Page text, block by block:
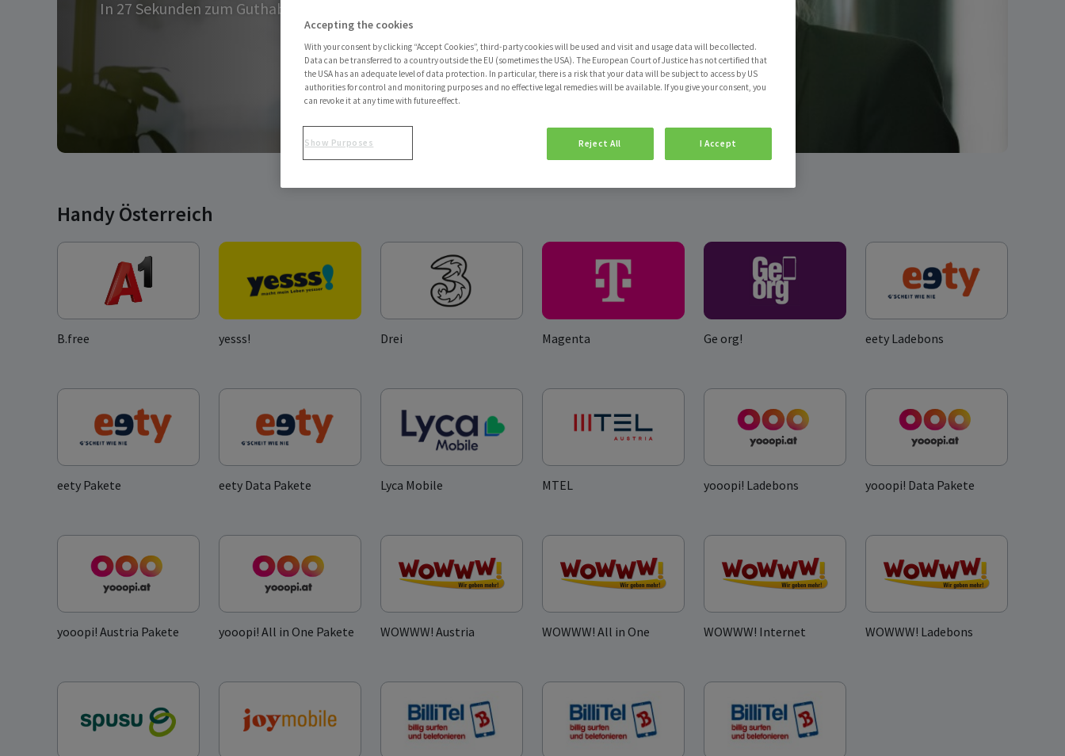
In 27 Sekunden zum Guthaben.
Handy Österreich
B.free yesss! Drei Magenta Ge org! eety Ladebons
eety Pakete eety Data Pakete Lyca Mobile MTEL yooopi! Ladebons yooopi! Data Pakete
yooopi! Austria Pakete yooopi! All in One Pakete WOWWW! Austria WOWWW! All in One WOWWW! Internet WOWWW! Ladebons
Accepting the cookies
With your consent by clicking “Accept Cookies”, third-party cookies will be used and visit and usage data will be collected.
Data can be transferred to a country outside the EU (sometimes the USA). The European Court of Justice has not certified that
the USA has an adequate level of data protection. In particular, there is a risk that your data will be subject to access by US
authorities for control and monitoring purposes and no effective legal remedies will be available. If you give your consent, you
can revoke it at any time with future effect.
Reject All I Accept
Show Purposes